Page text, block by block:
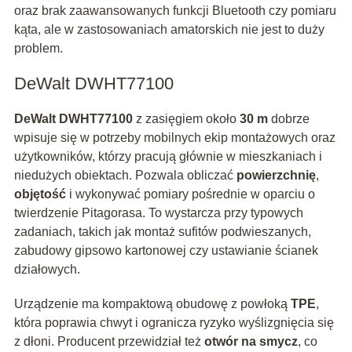
oraz brak zaawansowanych funkcji Bluetooth czy pomiaru
kąta, ale w zastosowaniach amatorskich nie jest to duży
problem.
DeWalt DWHT77100
DeWalt DWHT77100z zasięgiem około 30 mdobrze
wpisuje się w potrzeby mobilnych ekip montażowych oraz
użytkowników, którzy pracują głównie w mieszkaniach i
niedużych obiektach. Pozwala obliczać powierzchnię,
objętośći wykonywać pomiary pośrednie w oparciu o
twierdzenie Pitagorasa. To wystarcza przy typowych
zadaniach, takich jak montaż sufitów podwieszanych,
zabudowy gipsowo kartonowej czy ustawianie ścianek
działowych.
Urządzenie ma kompaktową obudowę z powłoką TPE,
która poprawia chwyt i ogranicza ryzyko wyślizgnięcia się
z dłoni. Producent przewidział też otwór na smycz, co